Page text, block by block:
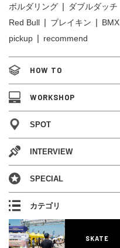
ボルダリング
ダブルダッチ
Red Bull
ブレイキン BMX
pickup
recommend
HOW TO
WORKSHOP
SPOT
INTERVIEW
SPECIAL
カテゴリ
SKATE